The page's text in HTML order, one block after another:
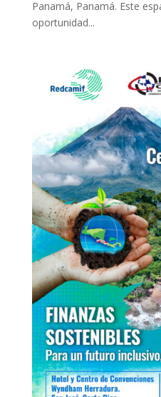
Panamá, Panamá. Este
oportunidad...